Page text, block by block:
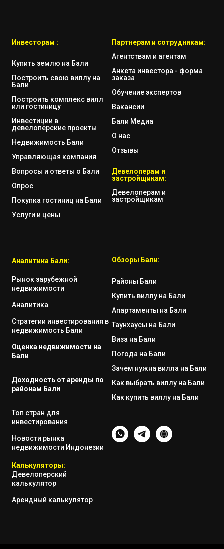
Инвесторам :
Купить землю на Бали
Построить свою виллу на
Бали
Построить комплекс вилл
или гостиницу
Инвестиции в
девелоперские проекты
Недвижимость Бали
Управляющая компания
Вопросы и ответы о Бали
Опрос
Покупка гостиниц на Бали
Услуги и цены
Партнерам и сотрудникам:
Агентствам и агентам
Анкета инвестора - форма
заказа
Обучение экспертов
Вакансии
Бали Медиа
О нас
Отзывы
Девелоперам и
застройщикам:
Девелоперам и
застройщикам
Аналитика Бали:
Рынок зарубежной
недвижимости
Аналитика
Стратегии инвестирования в
недвижимость Бали
Оценка недвижимости на
Бали
Доходность от аренды по
районам Бали
Топ стран для
инвестирования
Новости рынка
недвижимости Индонезии
Калькуляторы:
Девелоперский
калькулятор
Арендный калькулятор
Обзоры Бали:
Районы Бали
Купить виллу на Бали
Апартаменты на Бали
Таунхаусы на Бали
Виза на Бали
Погода на Бали
Зачем нужна вилла на Бали
Как выбрать виллу на Бали
Как купить виллу на Бали